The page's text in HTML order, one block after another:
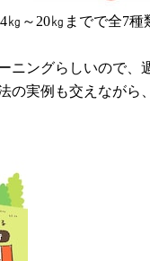
㎏～20㎏までで全7種
ニングらしいので
の実例も交えながら